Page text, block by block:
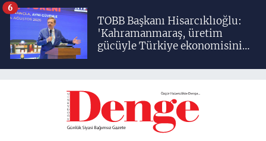
TOBB Başkanı Hisarcıklıoğlu:
'Kahramanmaraş, üretim
gücüyle Türkiye ekonomisinin
birisidir'
6